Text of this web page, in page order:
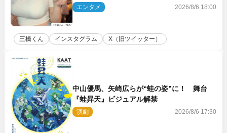
「すっっっご！」とネット絶賛
エンタメ 2026/8/6 18:00
三橋くん インスタグラム X（旧ツイッター）
中山優馬、矢崎広らが“蛙の姿”に！ 舞台
『蛙昇天』ビジュアル解禁
演劇 2026/8/6 17:30